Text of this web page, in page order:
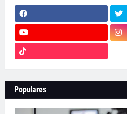
Populares